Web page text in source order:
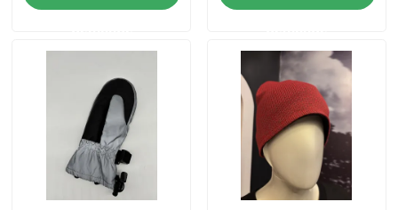
A propos de nous
Visite d'usine